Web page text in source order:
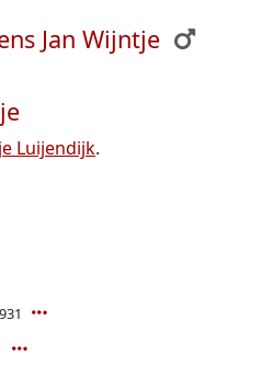
Jan Wijntje
Luijendijk.